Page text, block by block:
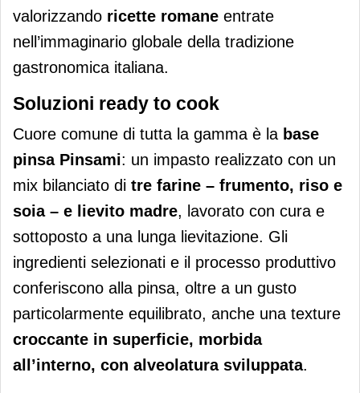
valorizzando ricette romane entrate
nell’immaginario globale della tradizione
gastronomica italiana.
Soluzioni ready to cook
Cuore comune di tutta la gamma è la base
pinsa Pinsami: un impasto realizzato con un
mix bilanciato di tre farine – frumento, riso e
soia – e lievito madre, lavorato con cura e
sottoposto a una lunga lievitazione. Gli
ingredienti selezionati e il processo produttivo
conferiscono alla pinsa, oltre a un gusto
particolarmente equilibrato, anche una texture
croccante in superficie, morbida
all’interno, con alveolatura sviluppata.